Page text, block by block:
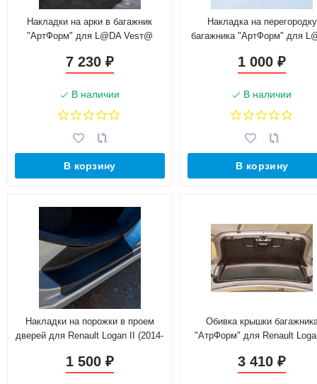
Накладки на арки в багажник
"АртФорм" для L@DA Vesт@
7 230 ₽
В наличии
В корзину
Накладка на перегородку
багажника "АртФорм" для
1 000₽
В наличии
В корзину
Накладки на порожки в проем
дверей для Renault Logan II (2014-
1 500 ₽
Обивка крышки
"АтрФорм" для Renault
3 410₽